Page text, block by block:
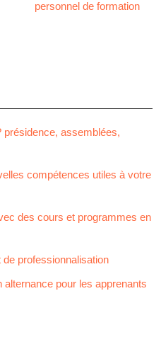
personnel de formation
assemblées,
compétences utiles à votre
des cours et programmes en
de professionnalisation
pour les apprenants